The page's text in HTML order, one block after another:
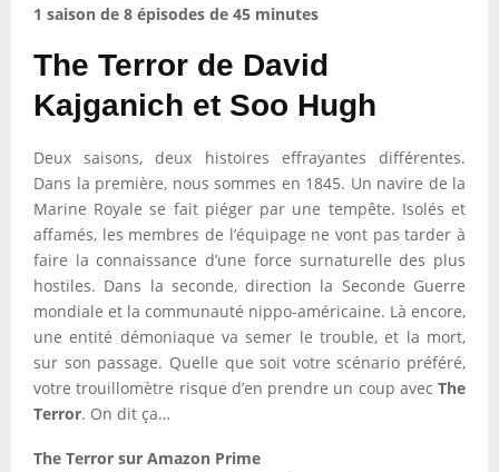
1 saison de 8 épisodes de 45 minutes
The Terror de David
Kajganich et Soo Hugh
Deux saisons, deux histoires effrayantes différentes.
Dans la première, nous sommes en 1845. Un navire de la
Marine Royale se fait piéger par une tempête. Isolés et
affamés, les membres de l’équipage ne vont pas tarder à
faire la connaissance d’une force surnaturelle des plus
hostiles. Dans la seconde, direction la Seconde Guerre
mondiale et la communauté nippo-américaine. Là encore,
une entité démoniaque va semer le trouble, et la mort,
sur son passage. Quelle que soit votre scénario préféré,
votre trouillomètre risque d’en prendre un coup avec The
Terror. On dit ça…
The Terror sur Amazon Prime